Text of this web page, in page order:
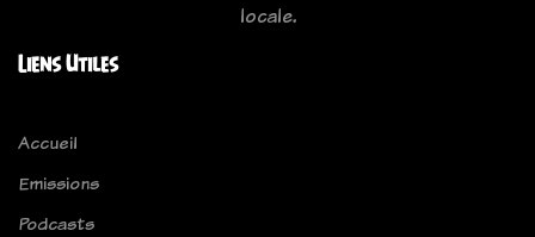
locale.
Liens Utiles
Accueil
Emissions
Podcasts